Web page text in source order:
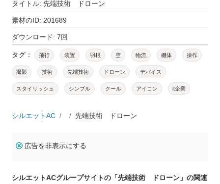
タイトル: 先端技術 ドローン
素材のID: 201689
ダウンロード: 7回
タグ： 飛行 装置 羽根 空 物流 機体 操作
撮影 技術 先端技術 ドローン デバイス
スタイリッシュ シンプル クール アイコン it企業
シルエットAC 先端技術 ドローン
広告を非表示にする
シルエットACグループサイトの「先端技術 ドローン」の関連